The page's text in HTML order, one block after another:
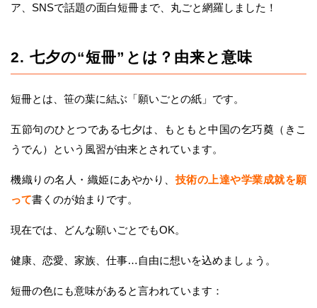
ア、SNSで話題の面白短冊まで、丸ごと網羅しました！
2. 七夕の“短冊”とは？由来と意味
短冊とは、笹の葉に結ぶ「願いごとの紙」です。
五節句のひとつである七夕は、もともと中国の乞巧奠（きこ
うでん）という風習が由来とされています。
機織りの名人・織姫にあやかり、 技術の上達や学業成就を願
って書くのが始まりです。
現在では、どんな願いごとでもOK。
健康、恋愛、家族、仕事…自由に想いを込めましょう。
短冊の色にも意味があると言われています：